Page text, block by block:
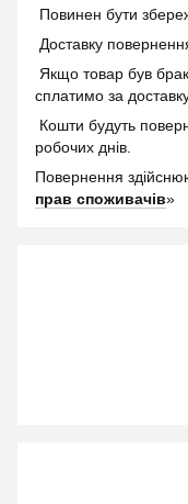
Повинен бути
Доставку
Якщо товар був
сплатимо за
Кошти будуть
робочих днів.
Повернення
прав споживачів»